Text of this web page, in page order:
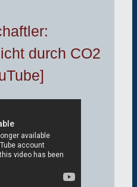
durch CO2